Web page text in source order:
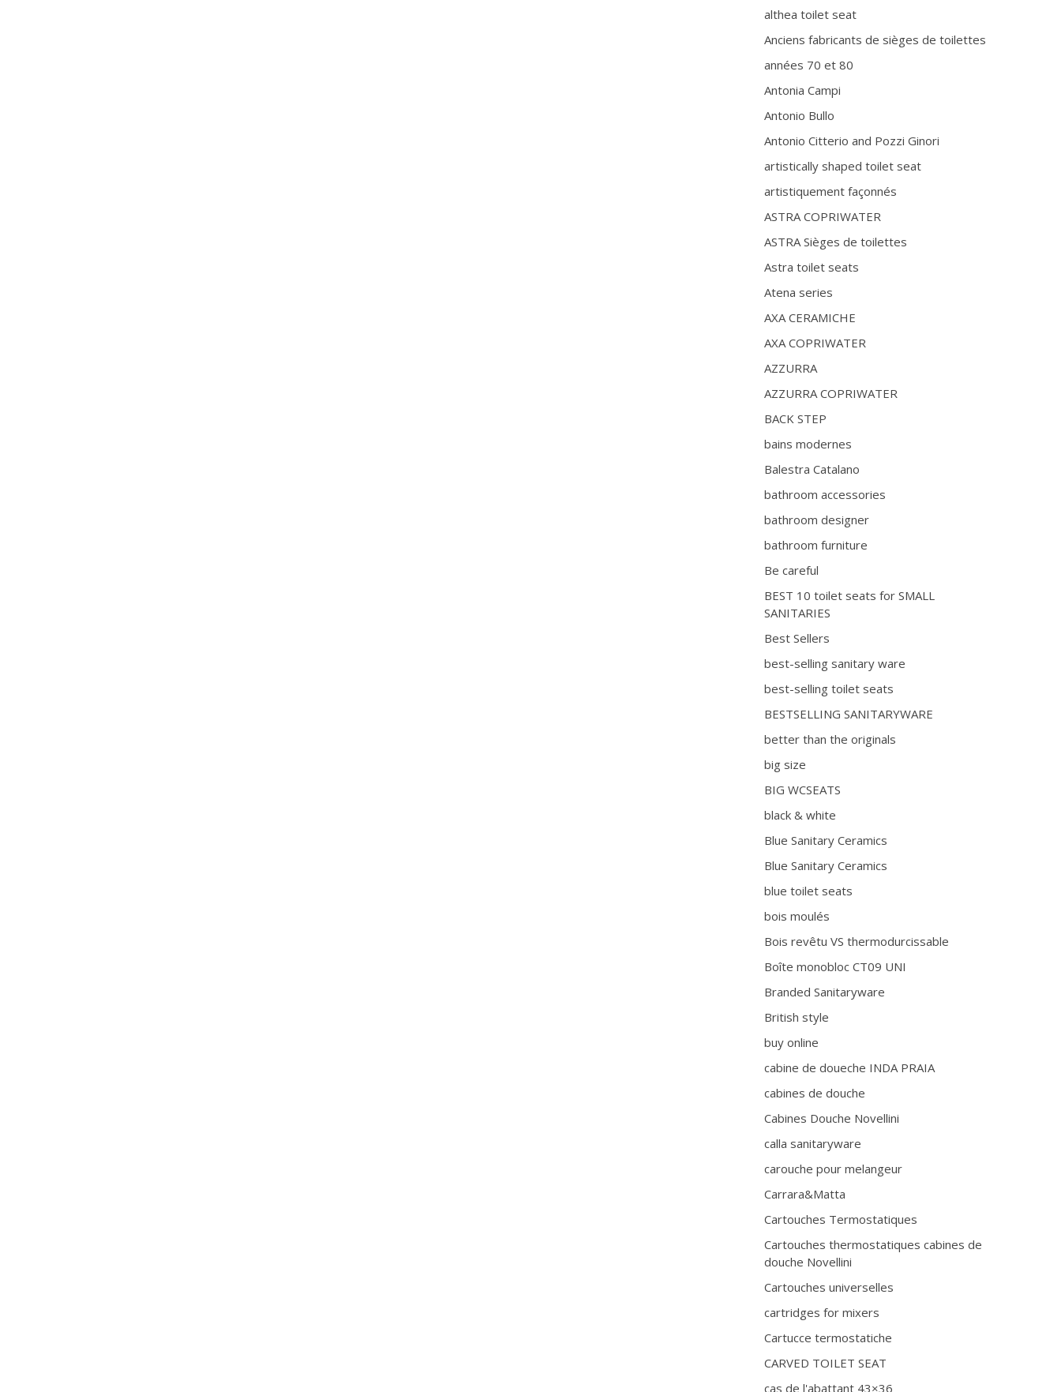
althea toilet seat
Anciens fabricants de sièges de toilettes
années 70 et 80
Antonia Campi
Antonio Bullo
Antonio Citterio and Pozzi Ginori
artistically shaped toilet seat
artistiquement façonnés
ASTRA COPRIWATER
ASTRA Sièges de toilettes
Astra toilet seats
Atena series
AXA CERAMICHE
AXA COPRIWATER
AZZURRA
AZZURRA COPRIWATER
BACK STEP
bains modernes
Balestra Catalano
bathroom accessories
bathroom designer
bathroom furniture
Be careful
BEST 10 toilet seats for SMALL
SANITARIES
Best Sellers
best-selling sanitary ware
best-selling toilet seats
BESTSELLING SANITARYWARE
better than the originals
big size
BIG WCSEATS
black & white
Blue Sanitary Ceramics
Blue Sanitary Ceramics
blue toilet seats
bois moulés
Bois revêtu VS thermodurcissable
Boîte monobloc CT09 UNI
Branded Sanitaryware
British style
buy online
cabine de doueche INDA PRAIA
cabines de douche
Cabines Douche Novellini
calla sanitaryware
carouche pour melangeur
Carrara&Matta
Cartouches Termostatiques
Cartouches thermostatiques cabines de
douche Novellini
Cartouches universelles
cartridges for mixers
Cartucce termostatiche
CARVED TOILET SEAT
cas de l'abattant 43×36